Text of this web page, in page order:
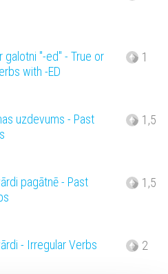
galotni "-ed" - True or
with -ED
1
uzdevums - Past
1,5
pagātnē - Past
1,5
- Irregular Verbs 2